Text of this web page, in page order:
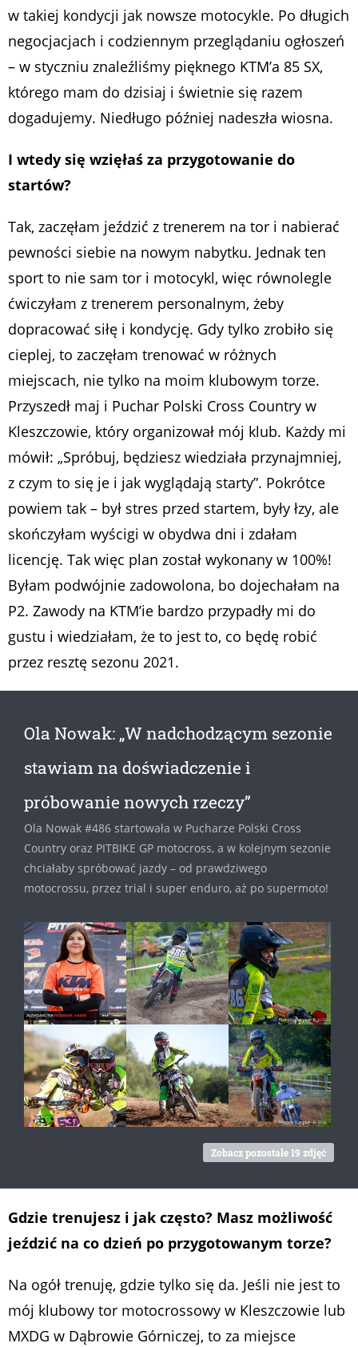
w takiej kondycji jak nowsze motocykle. Po długich
negocjacjach i codziennym przeglądaniu ogłoszeń
– w styczniu znaleźliśmy pięknego KTM’a 85 SX,
którego mam do dzisiaj i świetnie się razem
dogadujemy. Niedługo później nadeszła wiosna.
I wtedy się wzięłaś za przygotowanie do
startów?
Tak, zaczęłam jeździć z trenerem na tor i nabierać
pewności siebie na nowym nabytku. Jednak ten
sport to nie sam tor i motocykl, więc równolegle
ćwiczyłam z trenerem personalnym, żeby
dopracować siłę i kondycję. Gdy tylko zrobiło się
cieplej, to zaczęłam trenować w różnych
miejscach, nie tylko na moim klubowym torze.
Przyszedł maj i Puchar Polski Cross Country w
Kleszczowie, który organizował mój klub. Każdy mi
mówił: „Spróbuj, będziesz wiedziała przynajmniej,
z czym to się je i jak wyglądają starty”. Pokrótce
powiem tak – był stres przed startem, były łzy, ale
skończyłam wyścigi w obydwa dni i zdałam
licencję. Tak więc plan został wykonany w 100%!
Byłam podwójnie zadowolona, bo dojechałam na
P2. Zawody na KTM’ie bardzo przypadły mi do
gustu i wiedziałam, że to jest to, co będę robić
przez resztę sezonu 2021.
Ola Nowak: „W nadchodzącym sezonie
stawiam na doświadczenie i
próbowanie nowych rzeczy”
Ola Nowak #486 startowała w Pucharze Polski Cross
Country oraz PITBIKE GP motocross, a w kolejnym sezonie
chciałaby spróbować jazdy – od prawdziwego
motocrossu, przez trial i super enduro, aż po supermoto!
Zobacz pozostałe 19 zdjęć
Gdzie trenujesz i jak często? Masz możliwość
jeździć na co dzień po przygotowanym torze?
Na ogół trenuję, gdzie tylko się da. Jeśli nie jest to
mój klubowy tor motocrossowy w Kleszczowie lub
MXDG w Dąbrowie Górniczej, to za miejsce